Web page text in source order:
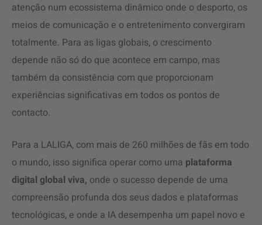
atenção num ecossistema dinâmico onde o desporto, os
meios de comunicação e o entretenimento convergiram
totalmente. Para as ligas globais, o crescimento
depende não só do que acontece em campo, mas
também da consistência com que proporcionam
experiências significativas em todos os pontos de
contacto.
Para a LALIGA, com mais de 260 milhões de fãs em todo
o mundo, isso significa operar como uma plataforma
digital global viva, onde o sucesso depende de uma
compreensão profunda dos seus dados e plataformas
tecnológicas, e onde a IA desempenha um papel novo e